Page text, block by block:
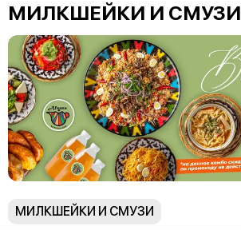
МИЛКШЕЙКИ И СМУЗИ
МИЛКШЕЙКИ И СМУЗИ